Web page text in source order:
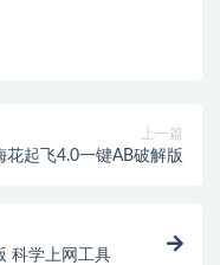
上一篇
起飞4.0一键AB破解版
科学上网工具